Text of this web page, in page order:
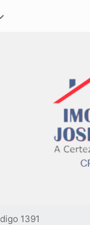
1391